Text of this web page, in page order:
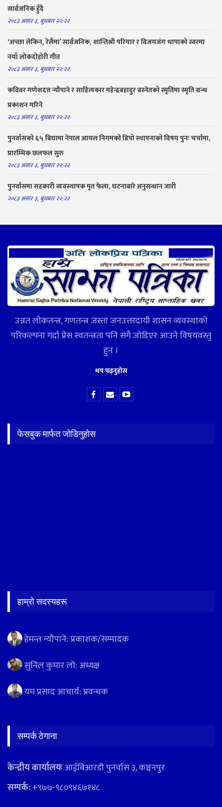
सार्वजनिक हुँदै
२०८३ असार ३, बुधबार २२:२२
‘अच्छा लेकिन, रेलैमा’ सार्वजनिक, शान्तिश्री परियार र विजयजंग थापाको स्वरमा
नयाँ लोकदोहोरी गीत
२०८३ असार ३, बुधबार २२:२२
कविवर गणेशदत्त न्यौपाने र साहित्यकार महेन्द्रबहादुर बस्नेतको स्मृतिमा स्मृति ग्रन्थ
प्रकाशन गरिने
२०८३ असार ३, बुधबार २२:२२
पुनर्वासको ६५ बिघामा नेपाल आयल निगमको डिपो स्थापनाको विषय पुनः चर्चामा,
प्रारम्भिक छलफल सुरु
२०८३ असार ३, बुधबार २२:२२
पुनर्वासमा सहकारी व्यवस्थापक मृत फेला, घटनाबारे अनुसन्धान जारी
२०८३ असार ३, बुधबार २२:२२
उन्नत लोकतन्त्र, गणतन्त्र जस्ता जनउत्तरदायी शासन व्यवस्थाको
परिकल्पना गर्दा प्रेस स्वतन्त्रता पनि संगै जोडिएर आउने विषयवस्तु
हुन ।
थप पढ्नुहोस
फेसबुक मार्फत जोडिनुहोस
हाम्रो सदस्यहरू
हेमन्त न्यौपाने: प्रकाशक/सम्पादक
सुनिल कुमार लो: अध्यक्ष
यम प्रसाद आचार्य: प्रवन्धक
सम्पर्क ठेगाना
केन्द्रीय कार्यालयःआईबिआरडी पुनर्वास ३, कञ्चनपुर
सम्पर्क:+९७७-९८०९४६७१४८